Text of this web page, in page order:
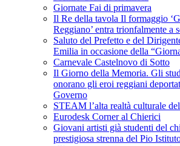
Giornate Fai di primavera
Il Re della tavola Il formaggio
Reggiano’ entra trionfalmente a
Saluto del Prefetto e del
Emilia in occasione della
Carnevale Castelnovo di Sotto
Il Giorno della Memoria. Gli
onorano gli eroi reggiani
Governo
STEAM l’alta realtà culturale
Eurodesk Corner al Chierici
Giovani artisti già studenti del
prestigiosa strenna del Pio